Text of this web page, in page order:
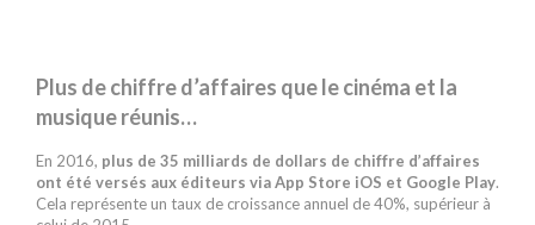
Plus de chiffre d’affaires que le cinéma et la
musique réunis…
En 2016, plus de 35 milliards de dollars de chiffre d’affaires
ont été versés aux éditeurs via App Store iOS et Google Play.
Cela représente un taux de croissance annuel de 40%, supérieur à